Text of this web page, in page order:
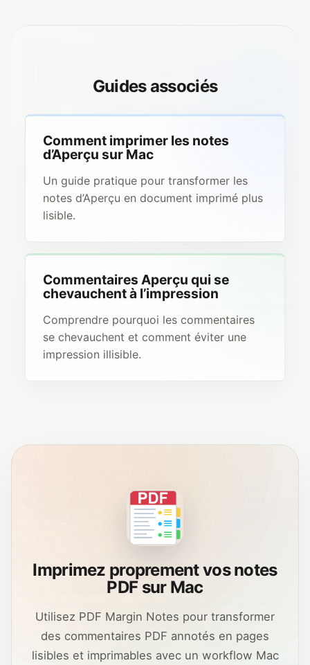
Guides associés
Comment imprimer les notes
d’Aperçu sur Mac
Un guide pratique pour transformer les
notes d’Aperçu en document imprimé plus
lisible.
Commentaires Aperçu qui se
chevauchent à l’impression
Comprendre pourquoi les commentaires
se chevauchent et comment éviter une
impression illisible.
Imprimez proprement vos notes
PDF sur Mac
Utilisez PDF Margin Notes pour transformer
des commentaires PDF annotés en pages
lisibles et imprimables avec un workflow Mac